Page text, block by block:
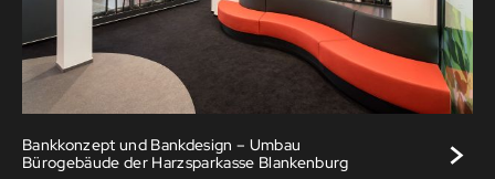
Bankkonzept und Bankdesign – Umbau
Bürogebäude der Harzsparkasse Blankenburg
>